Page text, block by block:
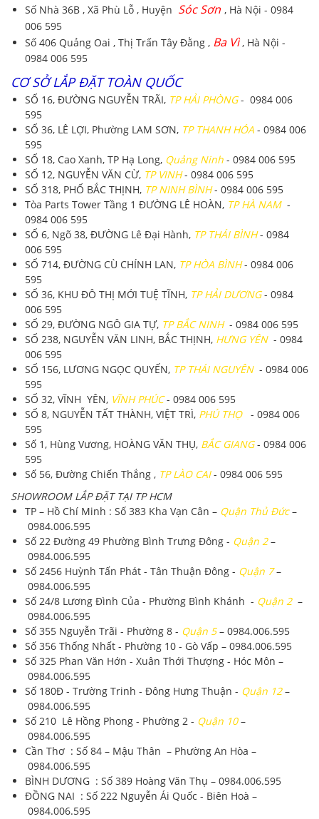
Số Nhà 36B , Xã Phù Lỗ , Huyện Sóc Sơn , Hà Nội - 0984
006 595
Số 406 Quảng Oai , Thị Trấn Tây Đằng , Ba Vì , Hà Nội -
0984 006 595
CƠ SỞ LẮP ĐẶT TOÀN QUỐC
SỐ 16, ĐƯỜNG NGUYỄN TRÃI, TP HẢI PHÒNG- 0984 006
595
SỐ 36, LÊ LỢI, Phường LAM SƠN, TP THANH HÓA - 0984 006
595
SỐ 18, Cao Xanh, TP Hạ Long, Quảng Ninh - 0984 006 595
SỐ 12, NGUYỄN VĂN CỪ, TP VINH- 0984 006 595
SỐ 318, PHỐ BẮC THỊNH, TP NINH BÌNH- 0984 006 595
Tòa Parts Tower Tầng 1 ĐƯỜNG LÊ HOÀN, TP HÀ NAM -
0984 006 595
SỐ 6, Ngõ 38, ĐƯỜNG Lê Đại Hành, TP THÁI BÌNH- 0984
006 595
SỐ 714, ĐƯỜNG CÙ CHÍNH LAN, TP HÒA BÌNH- 0984 006
595
SỐ 36, KHU ĐÔ THỊ MỚI TUỆ TĨNH, TP HẢI DƯƠNG- 0984
006 595
SỐ 29, ĐƯỜNG NGÔ GIA TỰ, TP BẮC NINH- 0984 006 595
SỐ 238, NGUYỄN VĂN LINH, BẮC THỊNH, HƯNG YÊN- 0984
006 595
SỐ 156, LƯƠNG NGỌC QUYẾN, TP THÁI NGUYÊN- 0984 006
595
SỐ 32, VĨNH YÊN, VĨNH PHÚC- 0984 006 595
SỐ 8, NGUYỄN TẤT THÀNH, VIỆT TRÌ, PHÚ THỌ- 0984 006
595
Số 1, Hùng Vương, HOÀNG VĂN THỤ, BẮC GIANG- 0984 006
595
Số 56, Đường Chiến Thắng , TP LÀO CAI- 0984 006 595
SHOWROOM LẮP ĐẶT TẠI TP HCM
TP – Hồ Chí Minh : Số 383 Kha Vạn Cân – Quận Thủ Đức–
0984.006.595
Số 22 Đường 49 Phường Bình Trưng Đông - Quận 2–
0984.006.595
Số 2456 Huỳnh Tấn Phát - Tân Thuận Đông - Quận 7–
0984.006.595
Số 24/8 Lương Đình Của - Phường Bình Khánh - Quận 2 –
0984.006.595
Số 355 Nguyễn Trãi - Phường 8 - Quận 5– 0984.006.595
Số 356 Thống Nhất - Phường 10 - Gò Vấp – 0984.006.595
Số 325 Phan Văn Hớn - Xuân Thới Thượng - Hóc Môn –
0984.006.595
Số 180Đ - Trường Trinh - Đông Hưng Thuận - Quận 12–
0984.006.595
Số 210 Lê Hồng Phong - Phường 2 - Quận 10–
0984.006.595
Cần Thơ : Số 84 – Mậu Thân – Phường An Hòa –
0984.006.595
BÌNH DƯƠNG : Số 389 Hoàng Văn Thụ – 0984.006.595
ĐỒNG NAI : Số 222 Nguyễn Ái Quốc - Biên Hoà –
0984.006.595